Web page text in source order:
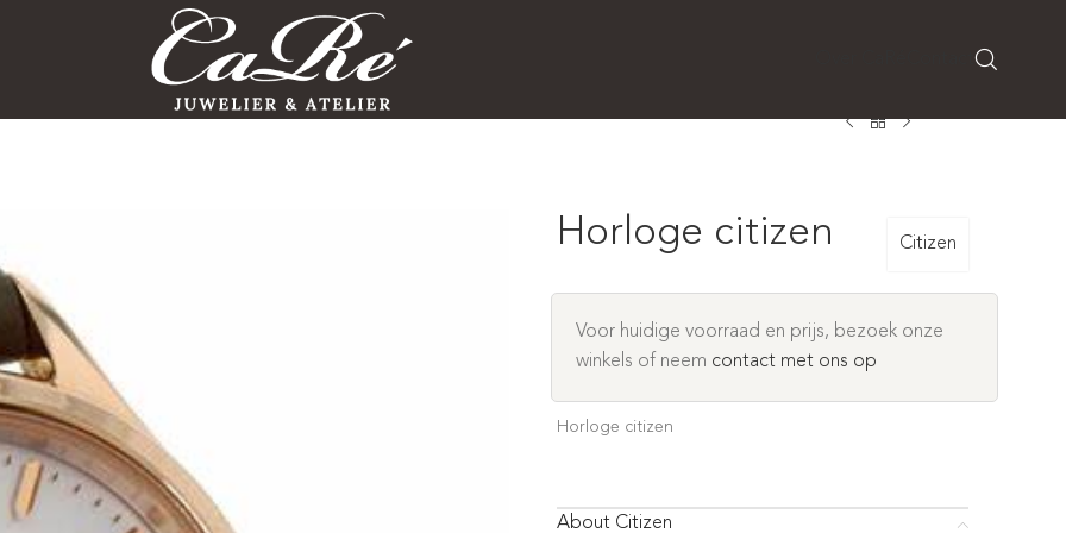
Horloge citizen Citizen
Voor huidige voorraad en prijs, bezoek onze
winkels of neem contact met ons op
Horloge citizen
About Citizen